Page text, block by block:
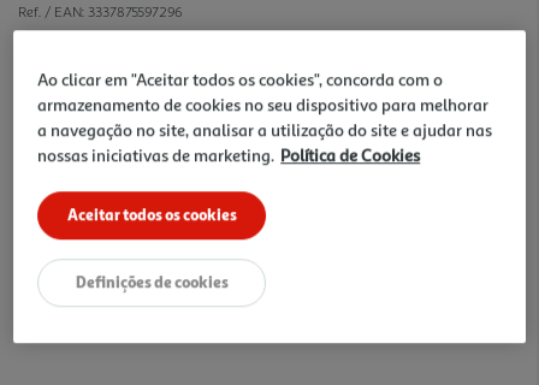
Ref. / EAN: 3337875597296
11,60 €
Notas de preparação
Ao clicar em "Aceitar todos os cookies", concorda com o
armazenamento de cookies no seu dispositivo para melhorar
a navegação no site, analisar a utilização do site e ajudar nas
nossas iniciativas de marketing. Política de Cookies
Aceitar todos os cookies
Definições de cookies